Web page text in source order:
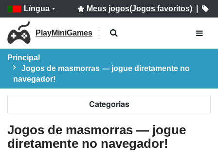
Língua Meus jogos(Jogos favoritos)|
PlayMiniGames
Principal
Jogos de masmorras — jogue diretamente no
navegador!
Categorias
Jogos de masmorras — jogue
diretamente no navegador!